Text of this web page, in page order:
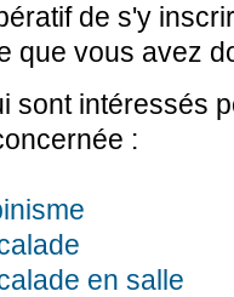
de s'y
que vous avez
sont intéressés
:
en salle